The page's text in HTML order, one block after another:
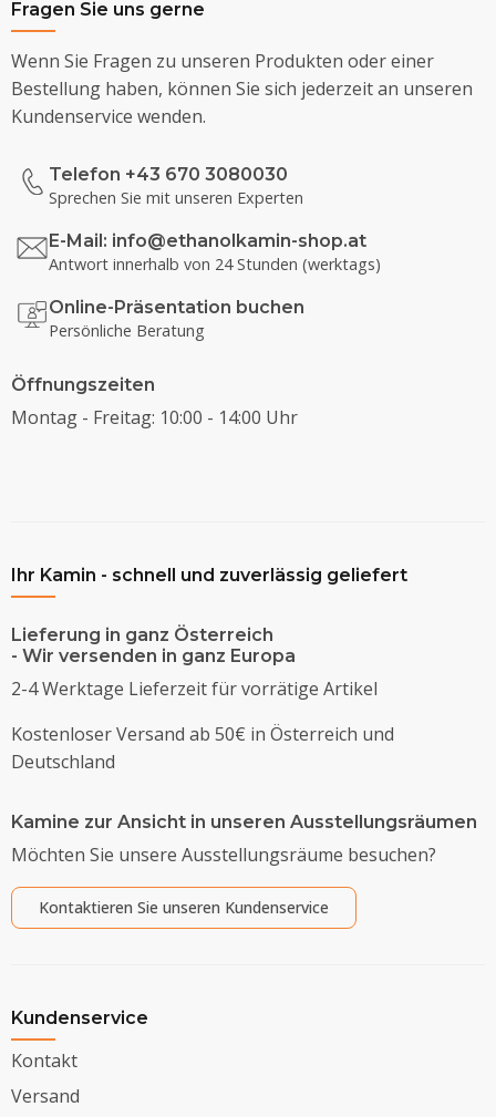
Fragen Sie uns gerne
Wenn Sie Fragen zu unseren Produkten oder einer
Bestellung haben, können Sie sich jederzeit an unseren
Kundenservice wenden.
Telefon +43 670 3080030
Sprechen Sie mit unseren Experten
E-Mail: info@ethanolkamin-shop.at
Antwort innerhalb von 24 Stunden (werktags)
Online-Präsentation buchen
Persönliche Beratung
Öffnungszeiten
Montag - Freitag: 10:00 - 14:00 Uhr
Ihr Kamin - schnell und zuverlässig geliefert
Lieferung in ganz Österreich
- Wir versenden in ganz Europa
2-4 Werktage Lieferzeit für vorrätige Artikel
Kostenloser Versand ab 50€ in Österreich und
Deutschland
Kamine zur Ansicht in unseren Ausstellungsräumen
Möchten Sie unsere Ausstellungsräume besuchen?
Kontaktieren Sie unseren Kundenservice
Kundenservice
Kontakt
Versand